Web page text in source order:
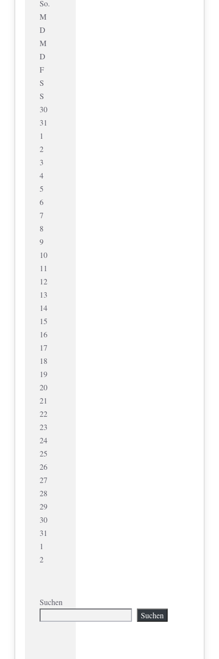
So.
M
D
M
D
F
S
S
30
31
1
2
3
4
5
6
7
8
9
10
11
12
13
14
15
16
17
18
19
20
21
22
23
24
25
26
27
28
29
30
31
1
2
Suchen
Suchen